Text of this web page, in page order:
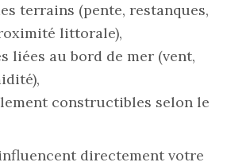
terrains (pente, restanques,
littorale),
liées au bord de mer (vent,
constructibles selon le
directement votre